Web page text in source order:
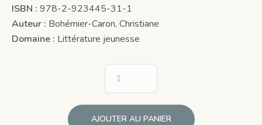
ISBN : 978-2-923445-31-1
Auteur : Bohémier-Caron, Christiane
Domaine : Littérature jeunesse
AJOUTER AU PANIER